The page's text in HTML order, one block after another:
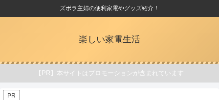
ズボラ主婦の便利家電やグッズ紹介！
楽しい家電生活
【PR】本サイトはプロモーションが含まれています
PR